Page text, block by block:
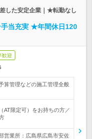
した安定企業｜★転勤なし
当充実 ★年間休日120
歓迎
算管理などの施工管理全般
AT限定可）をお持ちの方／
営業所：広島県広島市安佐